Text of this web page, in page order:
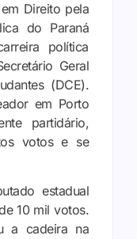
Direito pela
do Paraná
política
Geral
(DCE).
em Porto
partidário,
votos e se
estadual
10 mil votos.
a cadeira na